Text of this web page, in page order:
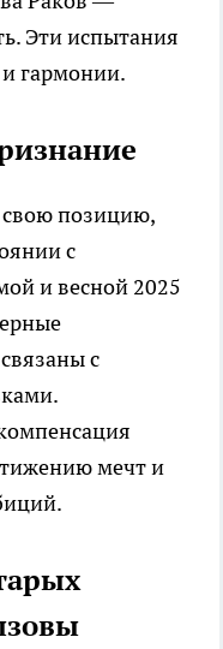
Эти испытания
и гармонии.
свою позицию,
с
и весной 2025
с
мечт и